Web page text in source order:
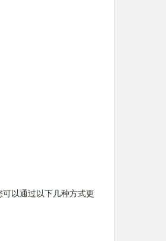
以通过以下几种方式更